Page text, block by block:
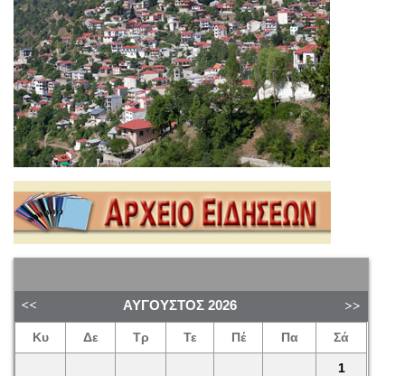
ΑΎΓΟΥΣΤΟΣ 2026
Κυ Δε Τρ Τε Πέ Πα Σά
1